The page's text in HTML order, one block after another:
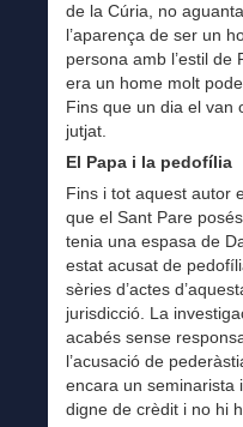
de la Cúria, no
l’aparença de ser un
persona amb l’estil
era un home molt
Fins que un dia el van
jutjat.
El Papa i la pedofília
Fins i tot aquest autor
que el Sant Pare
tenia una espasa de
estat acusat de
sèries d’actes
jurisdicció. La
acabés sense
l’acusació de
encara un seminarista
digne de crèdit i no hi